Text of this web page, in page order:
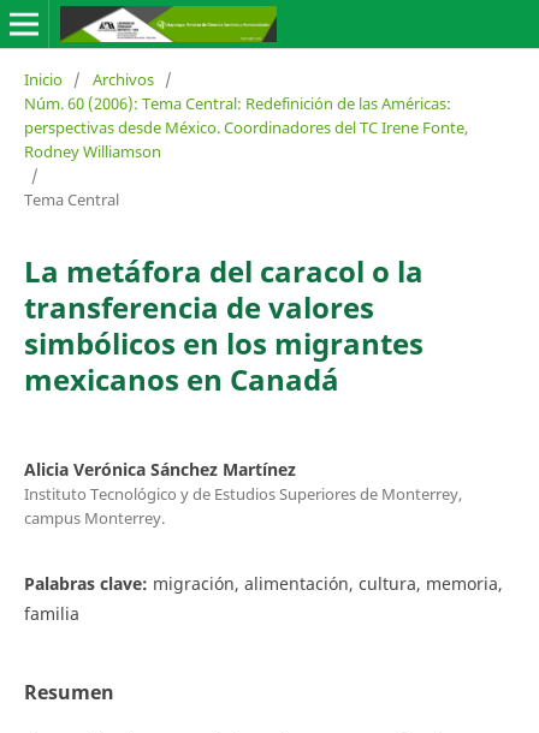
Inicio / Archivos /
Núm. 60 (2006): Tema Central: Redefinición de las Américas:
perspectivas desde México. Coordinadores del TC Irene Fonte,
Rodney Williamson
/
Tema Central
La metáfora del caracol o la
transferencia de valores
simbólicos en los migrantes
mexicanos en Canadá
Alicia Verónica Sánchez Martínez
Instituto Tecnológico y de Estudios Superiores de Monterrey,
campus Monterrey.
Palabras clave: migración, alimentación, cultura, memoria,
familia
Resumen